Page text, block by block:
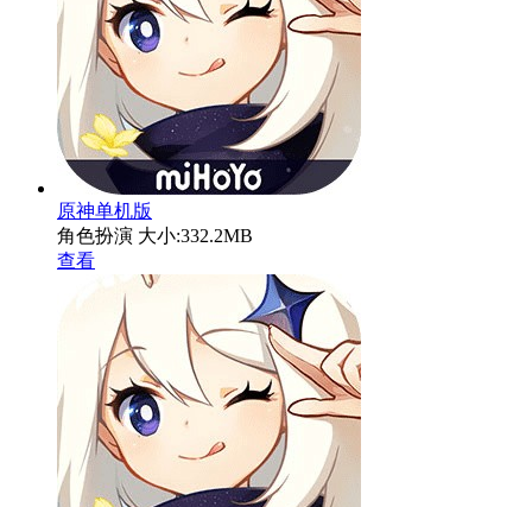
原神单机版
角色扮演 大小:332.2MB
查看